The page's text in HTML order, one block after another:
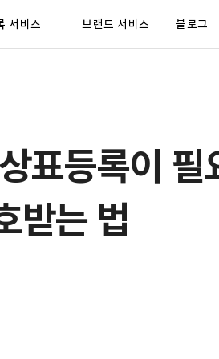
서비스 브랜드 서비스 블로그
표등록이
받는 법